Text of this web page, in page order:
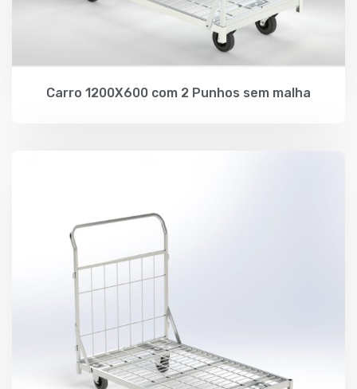
Carro 1200X600 com 2 Punhos sem malha